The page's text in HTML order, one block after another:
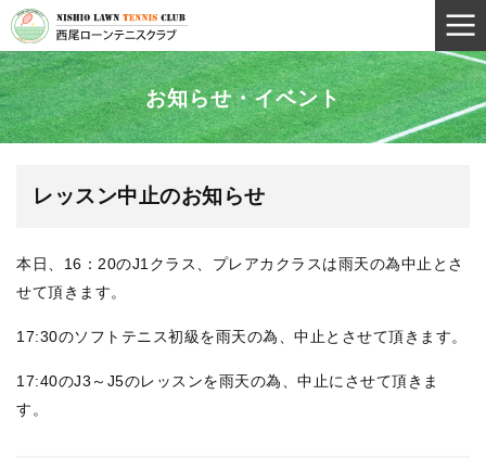
お知らせ・イベント
レッスン中止のお知らせ
本日、16：20のJ1クラス、プレアカクラスは雨天の為中止とさ
せて頂きます。
17:30のソフトテニス初級を雨天の為、中止とさせて頂きます。
17:40のJ3～J5のレッスンを雨天の為、中止にさせて頂きま
す。